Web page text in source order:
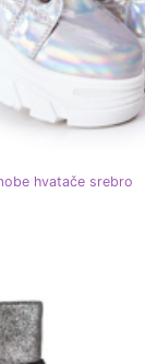
hvatače srebro